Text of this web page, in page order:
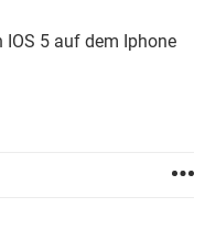
IOS 5 auf dem Iphone